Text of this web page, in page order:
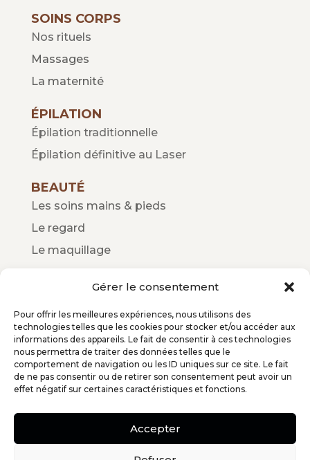
Gérer le consentement
Pour offrir les meilleures expériences, nous utilisons des
technologies telles que les cookies pour stocker et/ou accéder aux
informations des appareils. Le fait de consentir à ces technologies
nous permettra de traiter des données telles que le
comportement de navigation ou les ID uniques sur ce site. Le fait
de ne pas consentir ou de retirer son consentement peut avoir un
effet négatif sur certaines caractéristiques et fonctions.
Accepter
SOINS CORPS
Nos rituels
Massages
La maternité
ÉPILATION
Épilation traditionnelle
Épilation définitive au Laser
BEAUTÉ
Les soins mains & pieds
Le regard
Le maquillage
ENFANTS / ADOS
Soins ados
Service de médiation CM2C -14 rue St jean 75017 Paris –
0609204886 –www.cm2c.net